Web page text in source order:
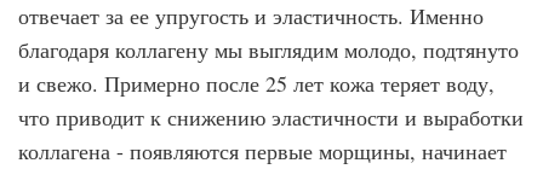
отвечает за ее упругость и эластичность. Именно
благодаря коллагену мы выглядим молодо, подтянуто
и свежо. Примерно после 25 лет кожа теряет воду,
что приводит к снижению эластичности и выработки
коллагена - появляются первые морщины, начинает